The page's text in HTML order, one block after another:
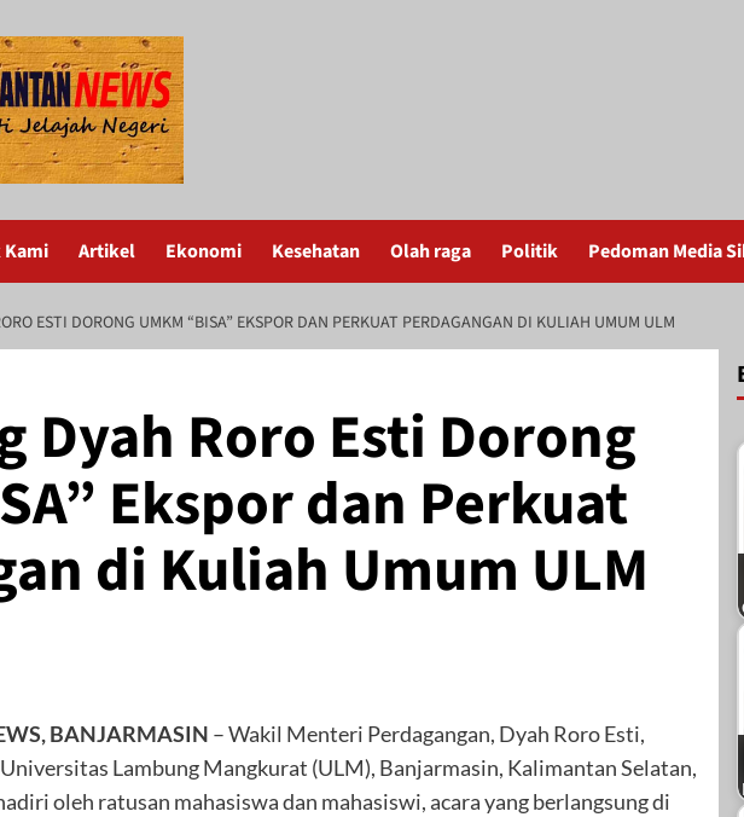
Artikel Ekonomi Kesehatan Olah raga Politik Pedoman Media
ESTI DORONG UMKM “BISA” EKSPOR DAN PERKUAT PERDAGANGAN DI KULIAH UMUM ULM
Dyah Roro Esti Dorong
Ekspor dan Perkuat
di Kuliah Umum ULM
BANJARMASIN – Wakil Menteri Perdagangan, Dyah Roro Esti,
Lambung Mangkurat (ULM), Banjarmasin, Kalimantan Selatan,
oleh ratusan mahasiswa dan mahasiswi, acara yang berlangsung di